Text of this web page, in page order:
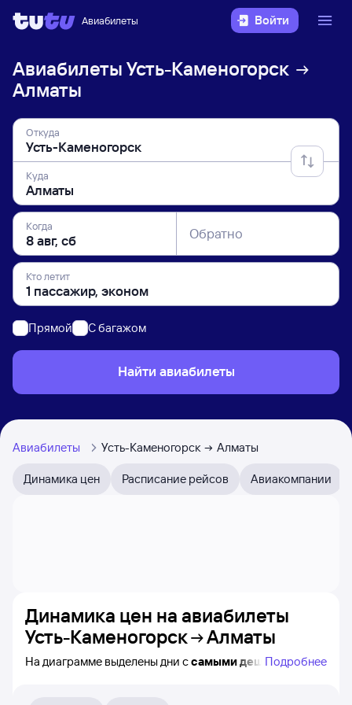
Авиабилеты Войти
Авиабилеты Усть-Каменогорск
Алматы
Откуда
Куда
Когда Обратно
Кто летит
Прямой C багажом
Найти авиабилеты
Авиабилеты Усть-Каменогорск Алматы
Динамика цен Расписание рейсов Авиакомпании
Динамика цен на авиабилеты
Усть-Каменогорск
Алматы
На диаграмме выделены дни ссамыми дешёвыми
Подробнее